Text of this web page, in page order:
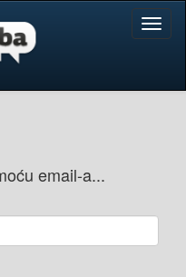
email-a...